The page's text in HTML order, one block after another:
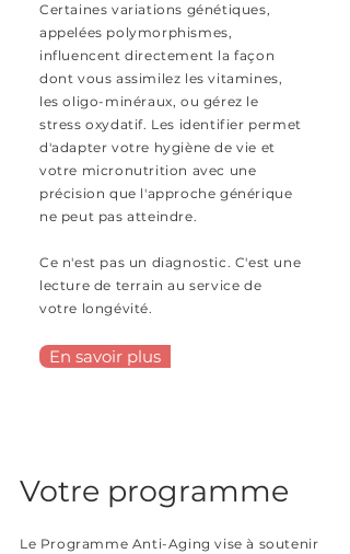
Certaines variations génétiques,
appelées polymorphismes,
influencent directement la façon
dont vous assimilez les vitamines,
les oligo-minéraux, ou gérez le
stress oxydatif. Les identifier permet
d'adapter votre hygiène de vie et
votre micronutrition avec une
précision que l'approche générique
ne peut pas atteindre.
Ce n'est pas un diagnostic. C'est une
lecture de terrain au service de
votre longévité.
En savoir plus
Votre programme
Le Programme Anti-Aging vise à soutenir